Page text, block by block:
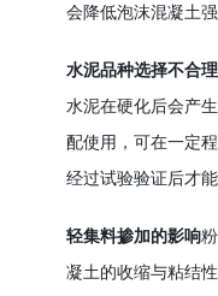
会降低泡沫混凝土
水泥品种选择不合理
水泥在硬化后会产
配使用，可在一定
经过试验验证后才能
轻集料掺加的影响
凝土的收缩与粘结